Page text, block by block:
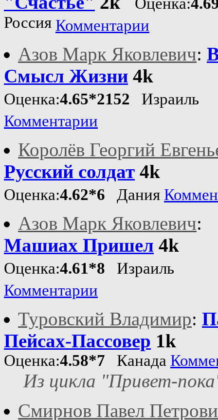
Оценка:
Россия Комментарии
Азов Марк Яковлевич:
Смысл Жизни 4k
Оценка:4.65*2152 Израиль
Комментарии
Королёв Георгий
Русский солдат 4k
Оценка:4.62*6 Дания
Азов Марк Яковлевич:
Машиах Пришел 4k
Оценка:4.61*8 Израиль
Комментарии
Туровский Владимир:
Пейсах-Пассовер 1k
Оценка:4.58*7 Канада
Из цикла "Привет-
Смирнов Павел